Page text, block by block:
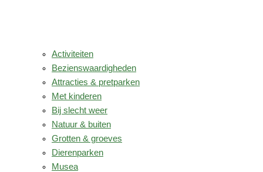
Activiteiten
Bezienswaardigheden
Attracties & pretparken
Met kinderen
Bij slecht weer
Natuur & buiten
Grotten & groeves
Dierenparken
Musea